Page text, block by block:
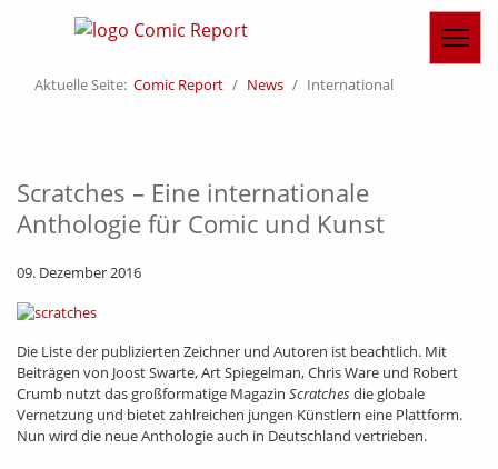
Aktuelle Seite: Comic Report News International
Scratches – Eine internationale
Anthologie für Comic und Kunst
09. Dezember 2016
Die Liste der publizierten Zeichner und Autoren ist beachtlich. Mit
Beiträgen von Joost Swarte, Art Spiegelman, Chris Ware und Robert
Crumb nutzt das großformatige Magazin Scratchesdie globale
Vernetzung und bietet zahlreichen jungen Künstlern eine Plattform.
Nun wird die neue Anthologie auch in Deutschland vertrieben.